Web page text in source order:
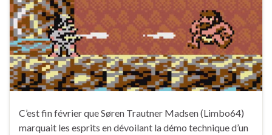
C’est fin février que Søren Trautner Madsen (Limbo64)
marquait les esprits en dévoilant la démo technique d’un